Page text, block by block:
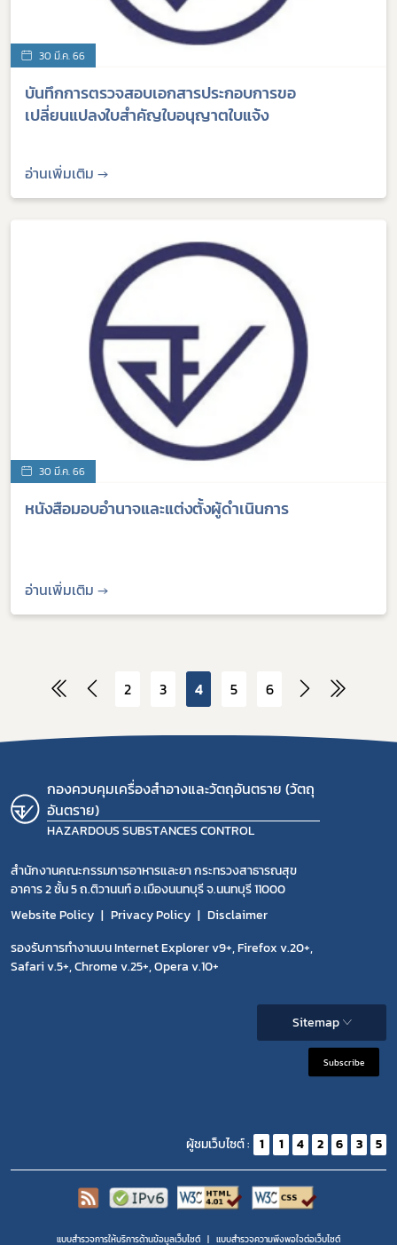
30 มี.ค. 66
บันทึกการตรวจสอบเอกสารประกอบการขอ
เปลี่ยนแปลงใบสำคัญใบอนุญาตใบแจ้ง
อ่านเพิ่มเติม →
30 มี.ค. 66
หนังสือมอบอำนาจและแต่งตั้งผู้ดำเนินการ
อ่านเพิ่มเติม →
2 3 4 5 6
กองควบคุมเครื่องสำอางและวัตถุอันตราย (วัตถุ
อันตราย)
HAZARDOUS SUBSTANCES CONTROL
สำนักงานคณะกรรมการอาหารและยา กระทรวงสาธารณสุข
อาคาร 2 ชั้น 5 ถ.ติวานนท์ อ.เมืองนนทบุรี จ.นนทบุรี 11000
Website Policy
Privacy Policy
Disclaimer
รองรับการทำงานบน Internet Explorer v9+, Firefox v.20+,
Safari v.5+, Chrome v.25+, Opera v.10+
Sitemap
Subscribe
ผู้ชมเว็บไซต์ : 1 1 4 2 6 3 5
แบบสำรวจการให้บริการด้านข้อมูลเว็บไซต์ แบบสำรวจความพีงพอใจต่อเว็บไซต์